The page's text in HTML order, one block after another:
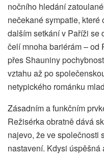
nočního hledání
nečekané sympatie,
dalším setkání v Paříži se
čelí mnoha bariérám – od
přes Shauniny
vztahu až po
netypického románku
Zásadním a funkčním
Režisérka obratně dává
najevo, že ve společnosti
nastavení. Kdysi